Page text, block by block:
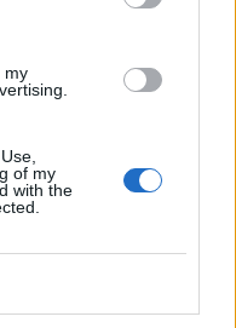
my
of my
with the